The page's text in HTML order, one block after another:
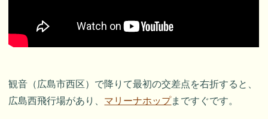
観音（広島市西区）で降りて最初の交差点を右折すると、
広島西飛行場があり、 マリーナホップまですぐです。